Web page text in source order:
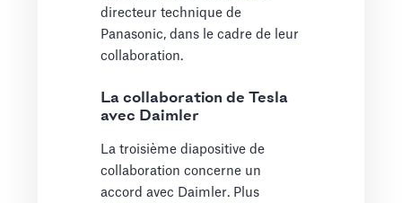
directeur technique de
Panasonic, dans le cadre de leur
collaboration.
La collaboration de Tesla
avec Daimler
La troisième diapositive de
collaboration concerne un
accord avec Daimler. Plus